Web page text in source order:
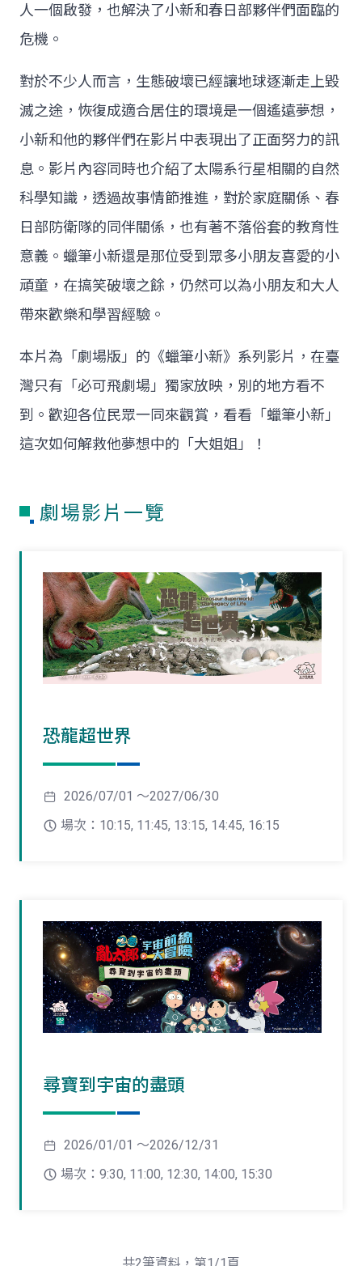
人一個啟發，也解決了小新和春日部夥伴們面臨的
危機。
對於不少人而言，生態破壞已經讓地球逐漸走上毀
滅之途，恢復成適合居住的環境是一個遙遠夢想，
小新和他的夥伴們在影片中表現出了正面努力的訊
息。影片內容同時也介紹了太陽系行星相關的自然
科學知識，透過故事情節推進，對於家庭關係、春
日部防衛隊的同伴關係，也有著不落俗套的教育性
意義。蠟筆小新還是那位受到眾多小朋友喜愛的小
頑童，在搞笑破壞之餘，仍然可以為小朋友和大人
帶來歡樂和學習經驗。
本片為「劇場版」的《蠟筆小新》系列影片，在臺
灣只有「必可飛劇場」獨家放映，別的地方看不
到。歡迎各位民眾一同來觀賞，看看「蠟筆小新」
這次如何解救他夢想中的「大姐姐」！
劇場影片一覽
恐龍超世界
2026/07/01 ～2027/06/30
場次：10:15, 11:45, 13:15, 14:45, 16:15
尋寶到宇宙的盡頭
2026/01/01 ～2026/12/31
場次：9:30, 11:00, 12:30, 14:00, 15:30